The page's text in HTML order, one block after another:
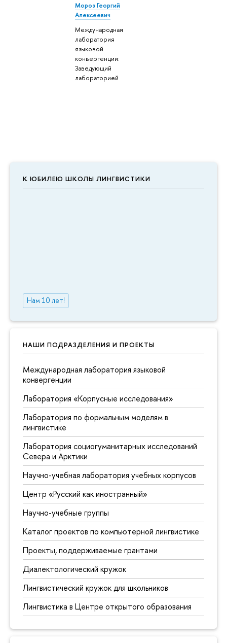
К ЮБИЛЕЮ ШКОЛЫ ЛИНГВИСТИКИ
Нам 10 лет!
НАШИ ПОДРАЗДЕЛЕНИЯ И ПРОЕКТЫ
Международная лаборатория языковой
конвергенции
Лаборатория «Корпусные исследования»
Лаборатория по формальным моделям в
лингвистике
Лаборатория социогуманитарных исследований
Севера и Арктики
Научно-учебная лаборатория учебных корпусов
Центр «Русский как иностранный»
Научно-учебные группы
Каталог проектов по компьютерной лингвистике
Проекты, поддерживаемые грантами
Диалектологический кружок
Лингвистический кружок для школьников
Лингвистика в Центре открытого образования
Мороз Георгий
Алексеевич
Международная
лаборатория
языковой
конвергенции:
Заведующий
лабораторией